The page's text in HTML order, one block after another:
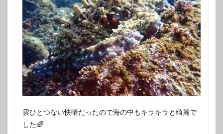
雲ひとつない快晴だったので海の中もキラキラと綺麗で
した🌈